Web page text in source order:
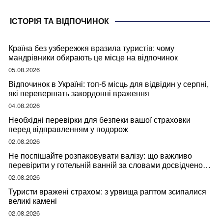
ІСТОРІЯ ТА ВІДПОЧИНОК
Країна без узбережжя вразила туристів: чому
мандрівники обирають це місце на відпочинок
05.08.2026
Відпочинок в Україні: топ-5 місць для відвідин у серпні,
які перевершать закордонні враження
04.08.2026
Необхідні перевірки для безпеки вашої страховки
перед відправленням у подорож
02.08.2026
Не поспішайте розпаковувати валізу: що важливо
перевірити у готельній ванній за словами досвідченої
мандрівниці
02.08.2026
Туристи вражені страхом: з урвища раптом зсипалися
великі камені
02.08.2026